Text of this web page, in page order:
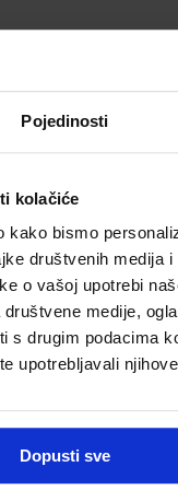
Pojedinosti
kolačiće
kako bismo
društvenih medija i
o vašoj upotrebi
medije,
s drugim podacima
upotrebljavali
Dopusti sve